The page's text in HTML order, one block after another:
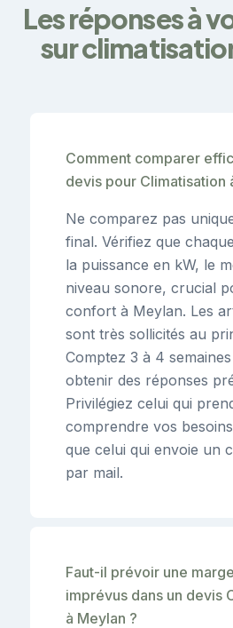
Les réponses à
sur
Comment comparer
devis pour Climatisation
Ne comparez pas
final. Vérifiez que
la puissance en kW, le
niveau sonore, crucial
confort à Meylan. Les
sont très sollicités au
Comptez 3 à 4
obtenir des réponses
Privilégiez celui qui
comprendre vos
que celui qui envoie un
par mail.
Faut-il prévoir une
imprévus dans un devis
à Meylan ?